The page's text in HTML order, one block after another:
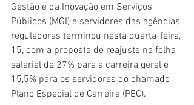
Gestão e da Inovação em Serviços
Públicos (MGI) e servidores das agências
reguladoras terminou nesta quarta-feira,
15, com a proposta de reajuste na folha
salarial de 27% para a carreira geral e
15,5% para os servidores do chamado
Plano Especial de Carreira (PEC).